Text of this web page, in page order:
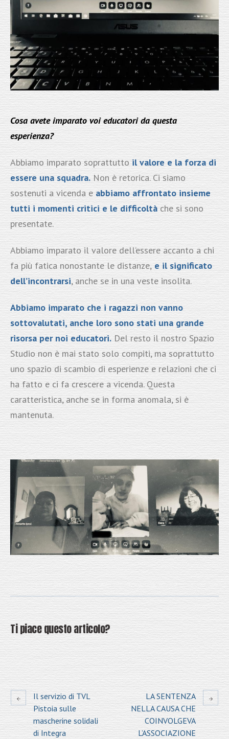
Cosa avete imparato voi educatori da questa
esperienza?
Abbiamo imparato soprattuttoil valore e la forza di
essere una squadra.Non è retorica. Ci siamo
sostenuti a vicenda eabbiamo affrontato insieme
tutti i momenti critici e le difficoltà che si sono
presentate.
Abbiamo imparato il valore dell’essere accanto a chi
fa più fatica nonostante le distanze,e il significato
dell’incontrarsi, anche se in una veste insolita.
Abbiamo imparato che i ragazzi non vanno
sottovalutati, anche loro sono stati una grande
risorsa per noi educatori.Del resto il nostro Spazio
Studio non è mai stato solo compiti, ma soprattutto
uno spazio di scambio di esperienze e relazioni che ci
ha fatto e ci fa crescere a vicenda. Questa
caratteristica, anche se in forma anomala, si è
mantenuta.
Ti piace questo articolo?
Il servizio di TVL
Pistoia sulle
mascherine solidali
di Integra
LA SENTENZA
NELLA CAUSA CHE
COINVOLGEVA
L’ASSOCIAZIONE